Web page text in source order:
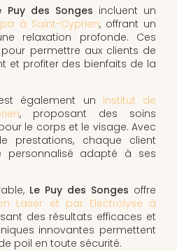
Puy des Songes incluent un
à Saint-Cyprien, offrant un
relaxation profonde. Ces
permettre aux clients de
et profiter des bienfaits de la
également un institut de
, proposant des soins
le corps et le visage. Avec
prestations, chaque client
personnalisé adapté à ses
Le Puy des Songes offre
Laser et par Electrolyse à
des résultats efficaces et
innovantes permettent
poil en toute sécurité.